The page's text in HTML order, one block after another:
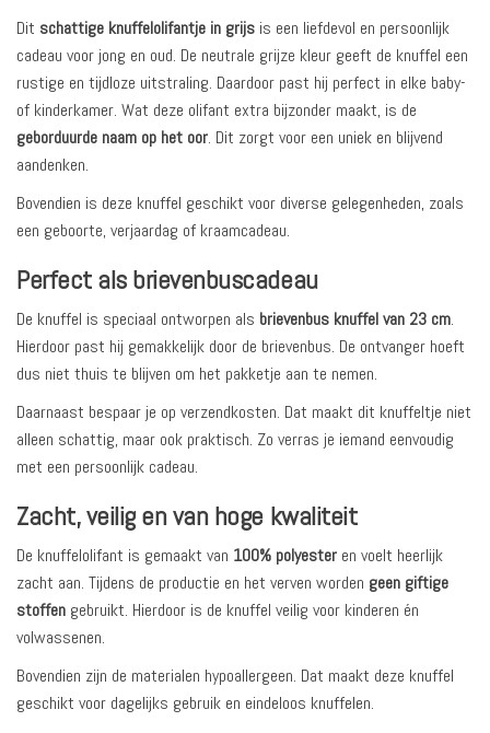
Dit schattige knuffelolifantje in grijs is een liefdevol en persoonlijk
cadeau voor jong en oud. De neutrale grijze kleur geeft de knuffel een
rustige en tijdloze uitstraling. Daardoor past hij perfect in elke baby-
of kinderkamer. Wat deze olifant extra bijzonder maakt, is de
geborduurde naam op het oor. Dit zorgt voor een uniek en blijvend
aandenken.
Bovendien is deze knuffel geschikt voor diverse gelegenheden, zoals
een geboorte, verjaardag of kraamcadeau.
Perfect als brievenbuscadeau
De knuffel is speciaal ontworpen als brievenbus knuffel van 23 cm.
Hierdoor past hij gemakkelijk door de brievenbus. De ontvanger hoeft
dus niet thuis te blijven om het pakketje aan te nemen.
Daarnaast bespaar je op verzendkosten. Dat maakt dit knuffeltje niet
alleen schattig, maar ook praktisch. Zo verras je iemand eenvoudig
met een persoonlijk cadeau.
Zacht, veilig en van hoge kwaliteit
De knuffelolifant is gemaakt van 100% polyester en voelt heerlijk
zacht aan. Tijdens de productie en het verven worden geen giftige
stoffen gebruikt. Hierdoor is de knuffel veilig voor kinderen én
volwassenen.
Bovendien zijn de materialen hypoallergeen. Dat maakt deze knuffel
geschikt voor dagelijks gebruik en eindeloos knuffelen.